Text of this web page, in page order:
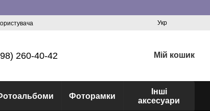
Укр
260-40-42 Мій кошик
Фоторамки
Інші
аксесуари